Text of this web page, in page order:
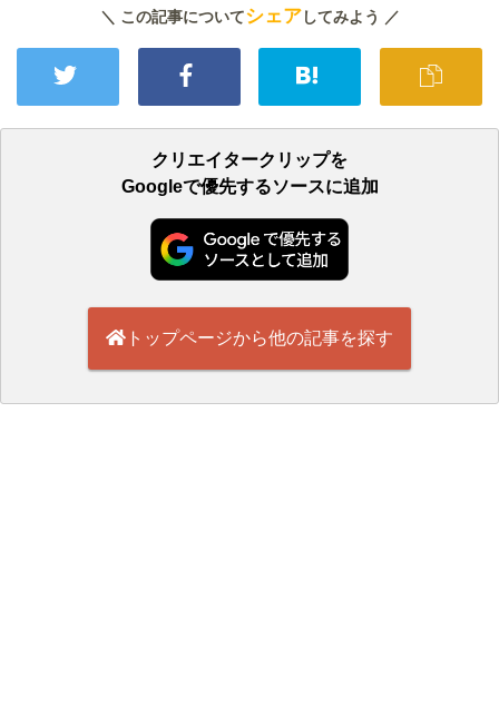
＼ この記事についてシェアしてみよう ／
クリエイタークリップを
Googleで優先するソースに追加
トップページから他の記事を探す